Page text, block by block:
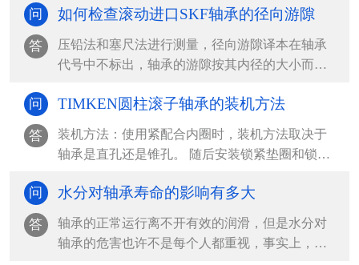
问 如何检查滚动进口SKF轴承的径向游隙
答
压铅法和塞尺法进行测量，径向游隙译本在轴承
代号中不标出，轴承的游隙按其内径的大小而不
问 TIMKEN圆柱滚子轴承的装机方法
答
装机方法：使用紧配合内圈时，装机方法取决于
轴承是直孔还是锥孔。 随后安装锁紧垫圈和锁紧
问 水分对轴承寿命的影响有多大
答
轴承的正常运行离不开有效的润滑，但是水分对
轴承的危害也许不是每个人都重视，事实上，水